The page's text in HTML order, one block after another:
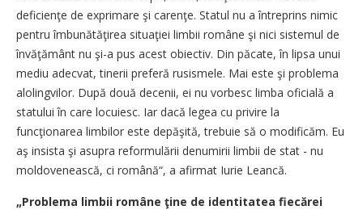
deficienţe de exprimare şi carenţe. Statul nu a întreprins nimic
pentru îmbunătăţirea situaţiei limbii române şi nici sistemul de
învăţământ nu şi-a pus acest obiectiv. Din păcate, în lipsa unui
mediu adecvat, tinerii preferă rusismele. Mai este şi problema
alolingvilor. După două decenii, ei nu vorbesc limba oficială a
statului în care locuiesc. Iar dacă legea cu privire la
funcţionarea limbilor este depăşită, trebuie să o modificăm. Eu
aş insista şi asupra reformulării denumirii limbii de stat - nu
moldovenească, ci română“, a afirmat Iurie Leancă.
„Problema limbii române ţine de identitatea fiecărei